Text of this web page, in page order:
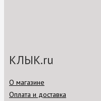
КЛЫК.ru
О магазине
Оплата и доставка